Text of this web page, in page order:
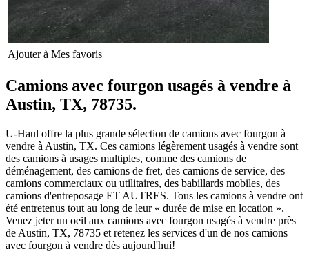
Ajouter à Mes favoris
Camions avec fourgon usagés à vendre à
Austin, TX, 78735.
U-Haul offre la plus grande sélection de camions avec fourgon à
vendre à Austin, TX. Ces camions légèrement usagés à vendre sont
des camions à usages multiples, comme des camions de
déménagement, des camions de fret, des camions de service, des
camions commerciaux ou utilitaires, des babillards mobiles, des
camions d'entreposage ET AUTRES. Tous les camions à vendre ont
été entretenus tout au long de leur « durée de mise en location ».
Venez jeter un oeil aux camions avec fourgon usagés à vendre près
de Austin, TX, 78735 et retenez les services d'un de nos camions
avec fourgon à vendre dès aujourd'hui!